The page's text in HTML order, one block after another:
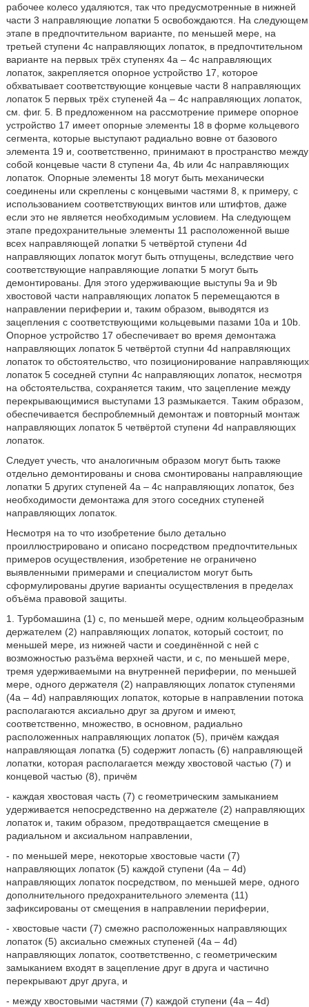
рабочее колесо удаляются, так что предусмотренные в нижней
части 3 направляющие лопатки 5 освобождаются. На следующем
этапе в предпочтительном варианте, по меньшей мере, на
третьей ступени 4с направляющих лопаток, в предпочтительном
варианте на первых трёх ступенях 4а – 4с направляющих
лопаток, закрепляется опорное устройство 17, которое
обхватывает соответствующие концевые части 8 направляющих
лопаток 5 первых трёх ступеней 4а – 4с направляющих лопаток,
см. фиг. 5. В предложенном на рассмотрение примере опорное
устройство 17 имеет опорные элементы 18 в форме кольцевого
сегмента, которые выступают радиально вовне от базового
элемента 19 и, соответственно, принимают в пространство между
собой концевые части 8 ступени 4а, 4b или 4с направляющих
лопаток. Опорные элементы 18 могут быть механически
соединены или скреплены с концевыми частями 8, к примеру, с
использованием соответствующих винтов или штифтов, даже
если это не является необходимым условием. На следующем
этапе предохранительные элементы 11 расположенной выше
всех направляющей лопатки 5 четвёртой ступени 4d
направляющих лопаток могут быть отпущены, вследствие чего
соответствующие направляющие лопатки 5 могут быть
демонтированы. Для этого удерживающие выступы 9а и 9b
хвостовой части направляющих лопаток 5 перемещаются в
направлении периферии и, таким образом, выводятся из
зацепления с соответствующими кольцевыми пазами 10а и 10b.
Опорное устройство 17 обеспечивает во время демонтажа
направляющих лопаток 5 четвёртой ступни 4d направляющих
лопаток то обстоятельство, что позиционирование направляющих
лопаток 5 соседней ступни 4с направляющих лопаток, несмотря
на обстоятельства, сохраняется таким, что зацепление между
перекрывающимися выступами 13 размыкается. Таким образом,
обеспечивается беспроблемный демонтаж и повторный монтаж
направляющих лопаток 5 четвёртой ступени 4d направляющих
лопаток.
Следует учесть, что аналогичным образом могут быть также
отдельно демонтированы и снова смонтированы направляющие
лопатки 5 других ступеней 4а – 4с направляющих лопаток, без
необходимости демонтажа для этого соседних ступеней
направляющих лопаток.
Несмотря на то что изобретение было детально
проиллюстрировано и описано посредством предпочтительных
примеров осуществления, изобретение не ограничено
выявленными примерами и специалистом могут быть
сформулированы другие варианты осуществления в пределах
объёма правовой защиты.
1. Турбомашина (1) с, по меньшей мере, одним кольцеобразным
держателем (2) направляющих лопаток, который состоит, по
меньшей мере, из нижней части и соединённой с ней с
возможностью разъёма верхней части, и с, по меньшей мере,
тремя удерживаемыми на внутренней периферии, по меньшей
мере, одного держателя (2) направляющих лопаток ступенями
(4а – 4d) направляющих лопаток, которые в направлении потока
располагаются аксиально друг за другом и имеют,
соответственно, множество, в основном, радиально
расположенных направляющих лопаток (5), причём каждая
направляющая лопатка (5) содержит лопасть (6) направляющей
лопатки, которая располагается между хвостовой частью (7) и
концевой частью (8), причём
- каждая хвостовая часть (7) с геометрическим замыканием
удерживается непосредственно на держателе (2) направляющих
лопаток и, таким образом, предотвращается смещение в
радиальном и аксиальном направлении,
- по меньшей мере, некоторые хвостовые части (7)
направляющих лопаток (5) каждой ступени (4а – 4d)
направляющих лопаток посредством, по меньшей мере, одного
дополнительного предохранительного элемента (11)
зафиксированы от смещения в направлении периферии,
- хвостовые части (7) смежно расположенных направляющих
лопаток (5) аксиально смежных ступеней (4а – 4d)
направляющих лопаток, соответственно, с геометрическим
замыканием входят в зацепление друг в друга и частично
перекрывают друг друга, и
- между хвостовыми частями (7) каждой ступени (4а – 4d)